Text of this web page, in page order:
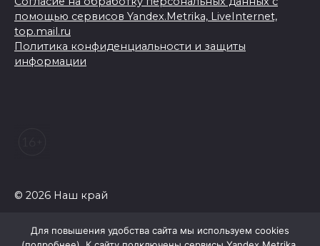
помощью сервисов Yandex.Metrika, LiveInternet,
top.mail.ru
Политика конфиденциальности и защиты
информации
© 2026 Наш край
Для повышения удобства сайта мы используем cookies